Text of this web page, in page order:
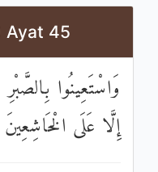
Ayat 45
وَاسْتَعِينُوا
إِلَّا عَلَى الْخَاشِعِينَ